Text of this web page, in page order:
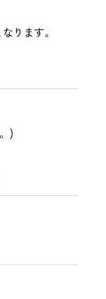
ります。
)